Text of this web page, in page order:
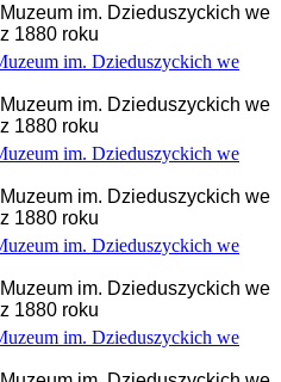
im. Dzieduszyckich we
1880 roku
im. Dzieduszyckich we
1880 roku
im. Dzieduszyckich we
1880 roku
im. Dzieduszyckich we
1880 roku